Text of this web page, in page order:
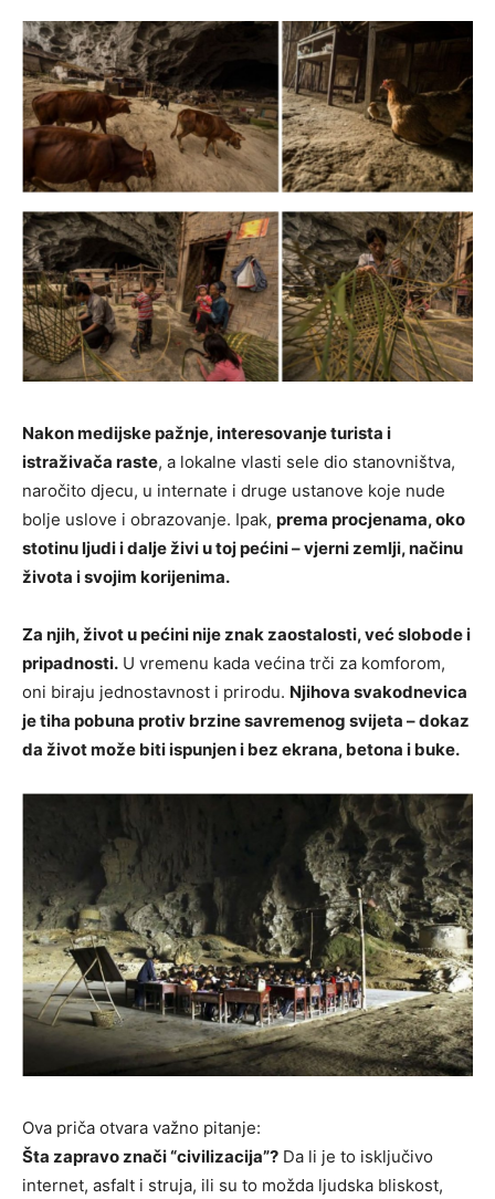
Nakon medijske pažnje, interesovanje turista i
istraživača raste, a lokalne vlasti sele dio stanovništva,
naročito djecu, u internate i druge ustanove koje nude
bolje uslove i obrazovanje. Ipak, prema procjenama, oko
stotinu ljudi i dalje živi u toj pećini – vjerni zemlji, načinu
života i svojim korijenima.
Za njih, život u pećini nije znak zaostalosti, već slobode i
pripadnosti. U vremenu kada većina trči za komforom,
oni biraju jednostavnost i prirodu. Njihova svakodnevica
je tiha pobuna protiv brzine savremenog svijeta – dokaz
da život može biti ispunjen i bez ekrana, betona i buke.
Ova priča otvara važno pitanje:
Šta zapravo znači “civilizacija”? Da li je to isključivo
internet, asfalt i struja, ili su to možda ljudska bliskost,